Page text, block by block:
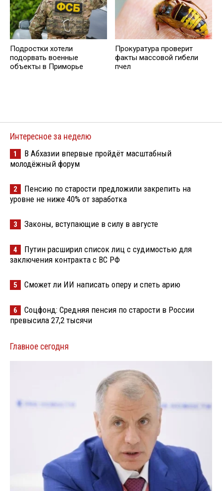
Подростки хотели
подорвать военные
объекты в Приморье
Прокуратурa проверит
факты массовой гибели
пчел
Интересное за неделю
1
В Абхазии впервые пройдёт масштабный
молодёжный форум
2
Пенсию по старости предложили закрепить на
уровне не ниже 40% от заработка
3 Законы, вступающие в силу в августе
4
Путин расширил список лиц с судимостью для
заключения контракта с ВС РФ
5 Сможет ли ИИ написать оперу и спеть арию
6
Соцфонд: Средняя пенсия по старости в России
превысила 27,2 тысячи
Главное сегодня